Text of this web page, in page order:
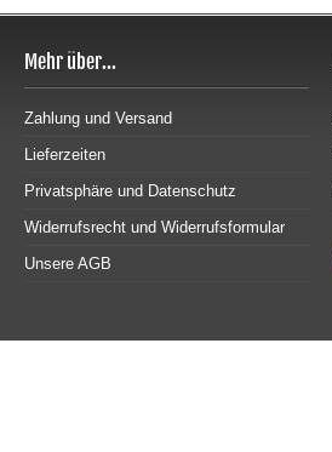
Mehr über...
Zahlung und Versand
Lieferzeiten
Privatsphäre und Datenschutz
Widerrufsrecht und Widerrufsformular
Unsere AGB